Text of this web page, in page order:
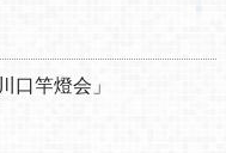
口竿燈会」